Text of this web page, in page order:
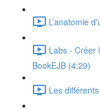
L’anatomie
Labs - Créer
BookEJB (4:29)
Les